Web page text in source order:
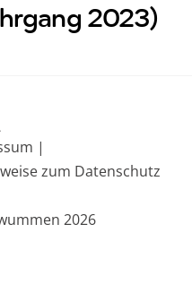
2023)
|
zum Datenschutz
2026